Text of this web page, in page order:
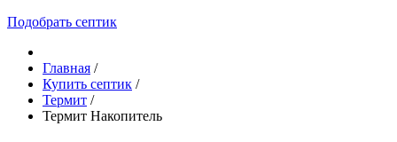
Подобрать септик
Главная /
Купить септик /
Термит /
Термит Накопитель